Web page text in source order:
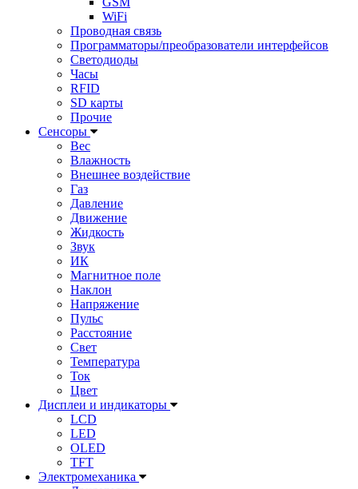
WiFi
Проводная связь
Программаторы/преобразователи интерфейсов
Светодиоды
Часы
RFID
SD карты
Прочие
Сенсоры
Вес
Влажность
Внешнее воздействие
Газ
Давление
Движение
Жидкость
Звук
ИК
Магнитное поле
Наклон
Напряжение
Пульс
Расстояние
Свет
Температура
Ток
Цвет
Дисплеи и индикаторы
LCD
LED
OLED
TFT
Электромеханика